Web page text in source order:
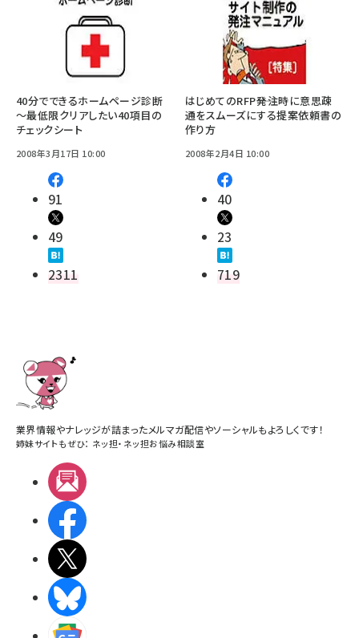
40分でできるホームページ診断
～最低限クリアしたい40項目の
チェックシート
2008年3月17日 10:00
91
49
2311
はじめてのRFP――発注時に意思疎
通をスムーズにする提案依頼書の
作り方
2008年2月4日 10:00
40
23
719
業界情報やナレッジが詰まったメルマガ配信やソーシャルもよろしくです！
姉妹サイトもぜひ： ネッ担・ ネッ担お悩み相談室